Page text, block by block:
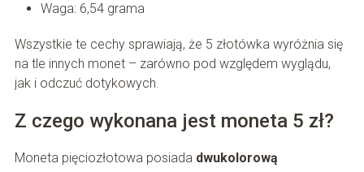
Waga: 6,54 grama
Wszystkie te cechy sprawiają, że 5 złotówka wyróżnia się
na tle innych monet – zarówno pod względem wyglądu,
jak i odczuć dotykowych.
Z czego wykonana jest moneta 5 zł?
Moneta pięciozłotowa posiada dwukolorową